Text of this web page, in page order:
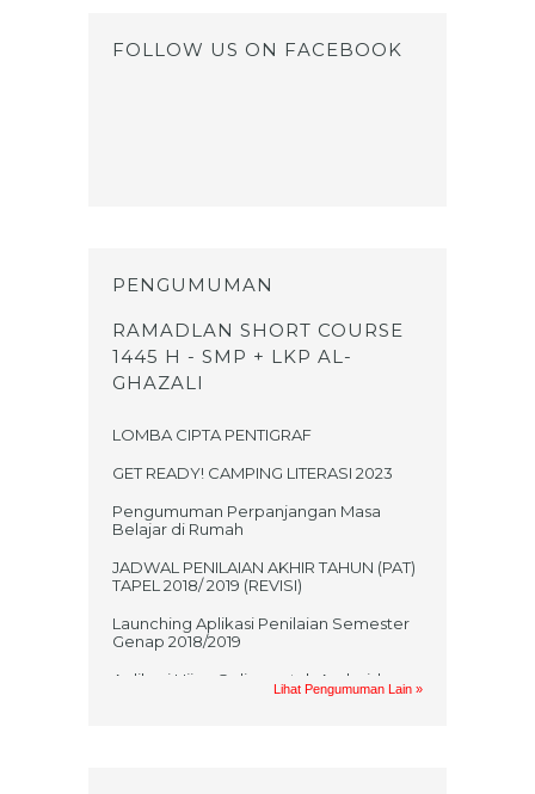
FOLLOW US ON FACEBOOK
PENGUMUMAN
RAMADLAN SHORT COURSE
1445 H - SMP + LKP AL-
GHAZALI
LOMBA CIPTA PENTIGRAF
GET READY! CAMPING LITERASI 2023
Pengumuman Perpanjangan Masa
Belajar di Rumah
JADWAL PENILAIAN AKHIR TAHUN (PAT)
TAPEL 2018/ 2019 (REVISI)
Launching Aplikasi Penilaian Semester
Genap 2018/2019
Aplikasi Ujian Online untuk Android
Lihat Pengumuman Lain »